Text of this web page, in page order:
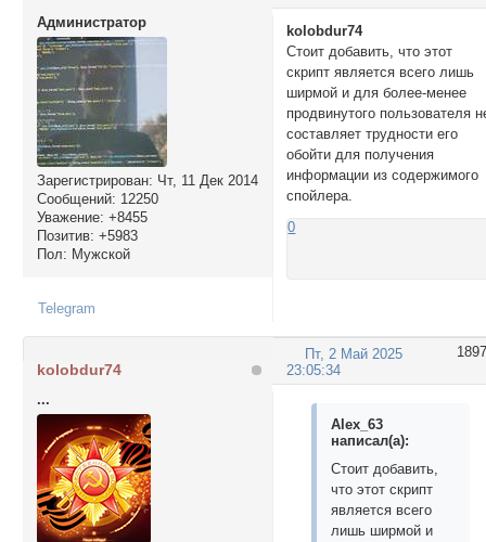
Администратор
Зарегистрирован: Чт, 11 Дек 2014
Сообщений: 12250
Уважение: +8455
Позитив: +5983
Пол: Мужской
kolobdur74
Стоит добавить, что этот
скрипт является всего лишь
ширмой и для более-менее
продвинутого пользователя
составляет трудности его
обойти для получения
информации из содержимого
спойлера.
0
Telegram
1897
Пт, 2 Май 2025
23:05:34
kolobdur74
...
Alex_63
написал(а):
Стоит добавить,
что этот скрипт
является всего
лишь ширмой и